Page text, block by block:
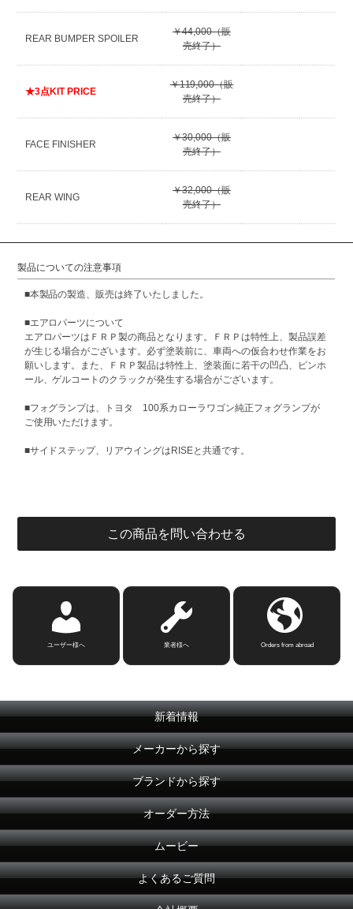
REAR BUMPER SPOILER
￥44,000（販
売終了）
★3点KIT PRICE
￥119,000（販
売終了）
FACE FINISHER
￥30,000（販
売終了）
REAR WING
￥32,000（販
売終了）
製品についての注意事項
■本製品の製造、販売は終了いたしました。
■エアロパーツについて
エアロパーツはＦＲＰ製の商品となります。ＦＲＰは特性上、製品誤差
が生じる場合がございます。必ず塗装前に、車両への仮合わせ作業をお
願いします。また、ＦＲＰ製品は特性上、塗装面に若干の凹凸、ピンホ
ール、ゲルコートのクラックが発生する場合がございます。
■フォグランプは、トヨタ 100系カローラワゴン純正フォグランプが
ご使用いただけます。
■サイドステップ、リアウイングはRISEと共通です。
この商品を問い合わせる
ユーザー様へ 業者様へ Orders from abroad
新着情報
メーカーから探す
ブランドから探す
オーダー方法
ムービー
よくあるご質問